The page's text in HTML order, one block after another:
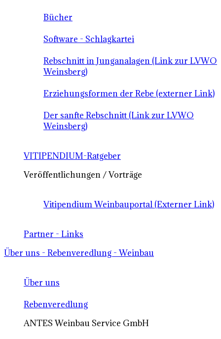
Bücher
Software - Schlagkartei
Rebschnitt in Junganalagen (Link zur LVWO
Weinsberg)
Erziehungsformen der Rebe (externer Link)
Der sanfte Rebschnitt (Link zur LVWO
Weinsberg)
VITIPENDIUM-Ratgeber
Veröffentlichungen / Vorträge
Vitipendium Weinbauportal (Externer Link)
Partner - Links
Über uns - Rebenveredlung - Weinbau
Über uns
Rebenveredlung
ANTES Weinbau Service GmbH